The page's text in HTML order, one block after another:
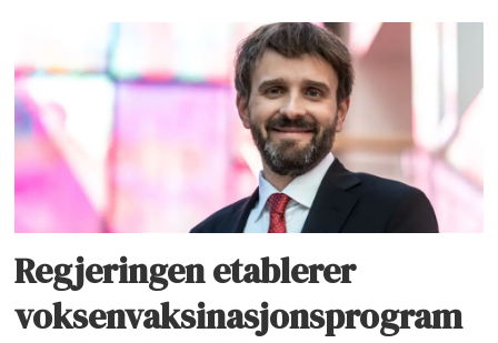
Regjeringen etablerer
voksenvaksinasjonsprogram